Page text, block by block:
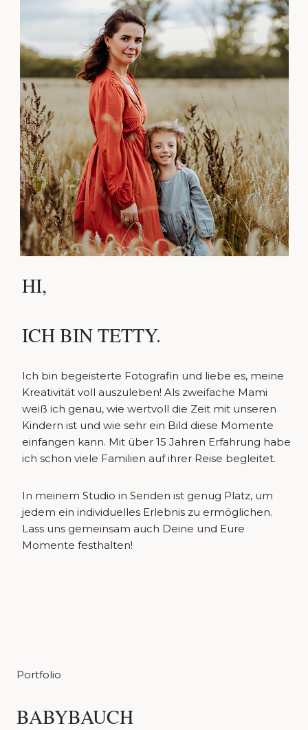
HI,
ICH BIN TETTY.
Ich bin begeisterte Fotografin und liebe es, meine
Kreativität voll auszuleben! Als zweifache Mami
weiß ich genau, wie wertvoll die Zeit mit unseren
Kindern ist und wie sehr ein Bild diese Momente
einfangen kann. Mit über 15 Jahren Erfahrung habe
ich schon viele Familien auf ihrer Reise begleitet.
In meinem Studio in Senden ist genug Platz, um
jedem ein individuelles Erlebnis zu ermöglichen.
Lass uns gemeinsam auch Deine und Eure
Momente festhalten!
Portfolio
BABYBAUCH